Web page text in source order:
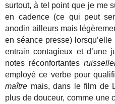
surtout, à tel point que je me
en cadence (ce qui peut
anodin ailleurs mais
en séance presse)
entrain contagieux et d’une
notes réconfortantes
employé ce verbe pour
maître mais, dans le film de
plus de douceur, comme une